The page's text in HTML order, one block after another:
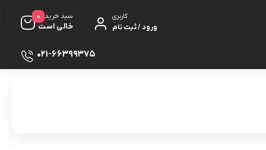
کاربری
ورود / ثبت نام
سبد خرید
خالی است
0
021-66399375